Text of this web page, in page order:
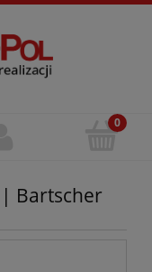
| Bartscher